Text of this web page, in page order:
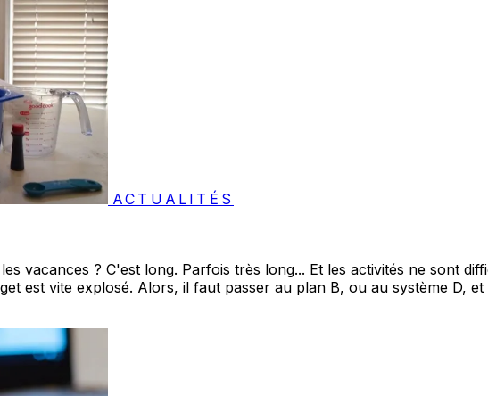
ACTUALITÉS
vacances ? C'est long. Parfois très long... Et les activités ne sont
est vite explosé. Alors, il faut passer au plan B, ou au système D,